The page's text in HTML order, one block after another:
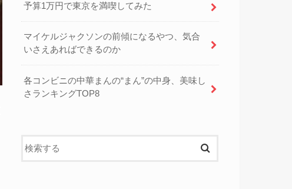
予算1万円で東京を満喫してみた
マイケルジャクソンの前傾になるやつ、気合
いさえあればできるのか
各コンビニの中華まんの“まん”の中身、美味し
さランキングTOP8